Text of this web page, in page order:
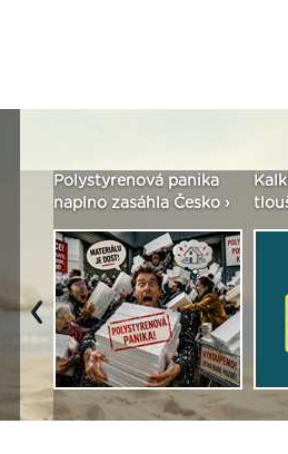
›
Polystyrenová panika
naplno zasáhla Česko ›
Previous